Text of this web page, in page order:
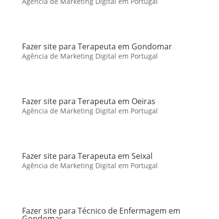
Fazer site para Terapeuta em Gondomar
Agência de Marketing Digital em Portugal
Fazer site para Terapeuta em Oeiras
Agência de Marketing Digital em Portugal
Fazer site para Terapeuta em Seixal
Agência de Marketing Digital em Portugal
Fazer site para Técnico de Enfermagem em